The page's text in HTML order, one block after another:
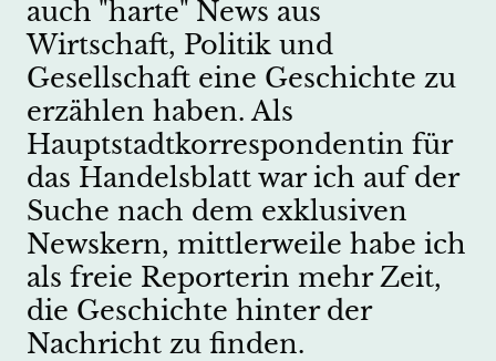
auch "harte" News aus
Wirtschaft, Politik und
Gesellschaft eine Geschichte zu
erzählen haben. Als
Hauptstadtkorrespondentin für
das Handelsblatt war ich auf der
Suche nach dem exklusiven
Newskern, mittlerweile habe ich
als freie Reporterin mehr Zeit,
die Geschichte hinter der
Nachricht zu finden.